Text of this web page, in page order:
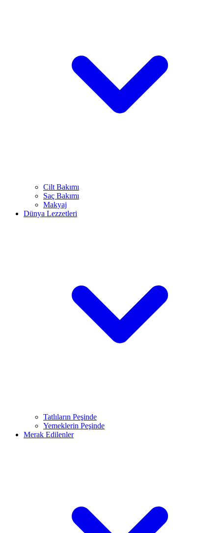
Cilt Bakımı
Saç Bakımı
Makyaj
Dünya Lezzetleri
Tatlıların Peşinde
Yemeklerin Peşinde
Merak Edilenler